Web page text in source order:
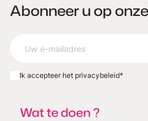
Abonneer u op
Ik accepteer het privacybeleid*
Wat te doen ?